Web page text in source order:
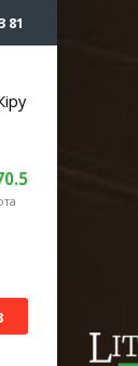
81
470.5